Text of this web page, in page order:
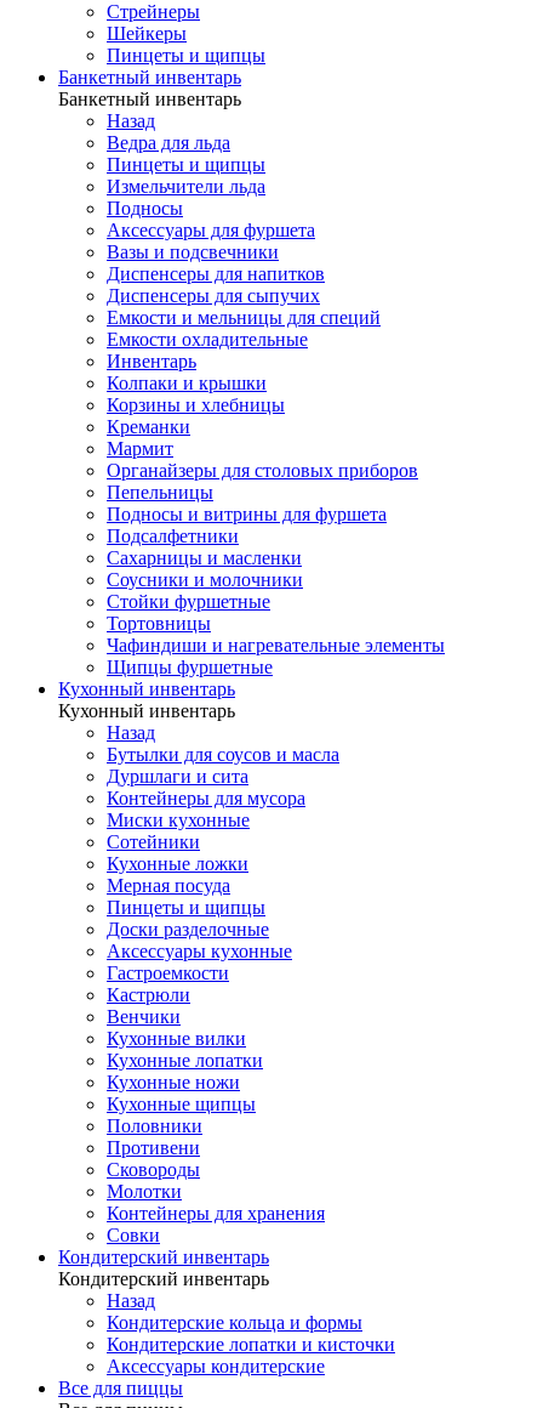
Стрейнеры
Шейкеры
Пинцеты и щипцы
Банкетный инвентарь
Банкетный инвентарь
Назад
Ведра для льда
Пинцеты и щипцы
Измельчители льда
Подносы
Аксессуары для фуршета
Вазы и подсвечники
Диспенсеры для напитков
Диспенсеры для сыпучих
Емкости и мельницы для специй
Емкости охладительные
Инвентарь
Колпаки и крышки
Корзины и хлебницы
Креманки
Мармит
Органайзеры для столовых приборов
Пепельницы
Подносы и витрины для фуршета
Подсалфетники
Сахарницы и масленки
Соусники и молочники
Стойки фуршетные
Тортовницы
Чафиндиши и нагревательные элементы
Щипцы фуршетные
Кухонный инвентарь
Кухонный инвентарь
Назад
Бутылки для соусов и масла
Дуршлаги и сита
Контейнеры для мусора
Миски кухонные
Сотейники
Кухонные ложки
Мерная посуда
Пинцеты и щипцы
Доски разделочные
Аксессуары кухонные
Гастроемкости
Кастрюли
Венчики
Кухонные вилки
Кухонные лопатки
Кухонные ножи
Кухонные щипцы
Половники
Противени
Сковороды
Молотки
Контейнеры для хранения
Совки
Кондитерский инвентарь
Кондитерский инвентарь
Назад
Кондитерские кольца и формы
Кондитерские лопатки и кисточки
Аксессуары кондитерские
Все для пиццы